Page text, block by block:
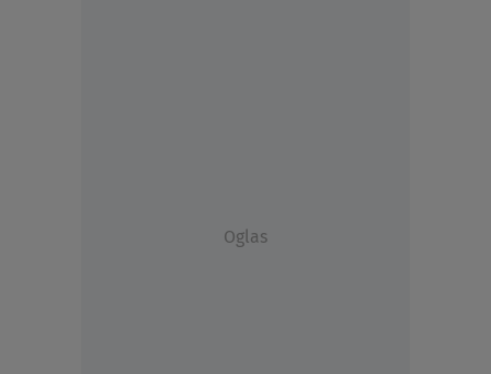
Oglas